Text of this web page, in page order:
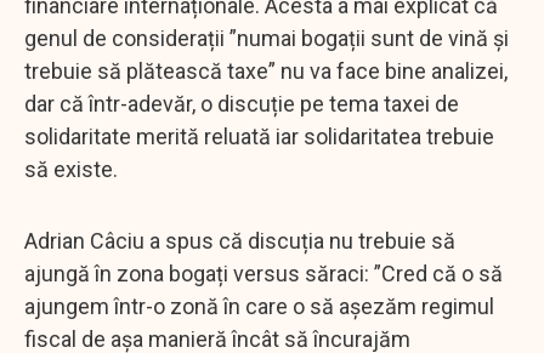
genul de considerații ”numai bogații sunt de vină și
trebuie să plătească taxe” nu va face bine analizei,
dar că într-adevăr, o discuție pe tema taxei de
solidaritate merită reluată iar solidaritatea trebuie
să existe.
Adrian Câciu a spus că discuția nu trebuie să
ajungă în zona bogați versus săraci: ”Cred că o să
ajungem într-o zonă în care o să așezăm regimul
fiscal de așa manieră încât să încurajăm